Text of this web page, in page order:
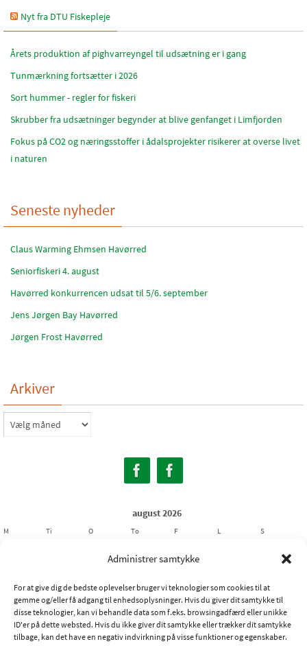
Administrer samtykke
For at give dig de bedste oplevelser bruger vi teknologier som cookies til at
gemme og/eller få adgang til enhedsoplysninger. Hvis du giver dit samtykke til
disse teknologier, kan vi behandle data som f.eks. browsingadfærd eller unikke
ID'er på dette websted. Hvis du ikke giver dit samtykke eller trækker dit samtykke
tilbage, kan det have en negativ indvirkning på visse funktioner og egenskaber.
Nyt fra DTU Fiskepleje
Årets produktion af pighvarreyngel til udsætning er i gang
Tunmærkning fortsætter i 2026
Sort hummer - regler for fiskeri
Skrubber fra udsætninger begynder at blive genfanget i Limfjorden
Fokus på CO2 og næringsstoffer i ådalsprojekter risikerer at overse livet
i naturen
Seneste nyheder
Claus Warming Ehmsen Havørred
Seniorfiskeri 4. august
Havørred konkurrencen udsat til 5/6. september
Jens Jørgen Bay Havørred
Jørgen Frost Havørred
Arkiver
Arkiver
august 2026
M Ti O To F L S
10
11 12 13 14 15
17
18 19 20 21 22
23
24
25 26 27 28 29 30